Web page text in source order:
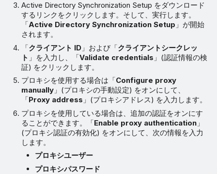
Active Directory Synchronization Setup をダウンロード
するリンクをクリックします。そして、実行します。
「Active Directory Synchronization Setup 」が開始
されます。
「クライアント ID 」および「クライアントシークレッ
ト 」を入力し、「Validate credentials 」(認証情報の検
証) をクリックします。
プロキシを使用する場合は「Configure proxy
manually 」(プロキシの手動設定) をオンにして、
「Proxy address 」(プロキシアドレス) を入力します。
プロキシを使用している場合は、追加の認証をオンにす
ることができます。「Enable proxy authentication 」
(プロキシ認証の有効化) をオンにして、次の情報を入力
します。
プロキシユーザー
プロキシパスワード